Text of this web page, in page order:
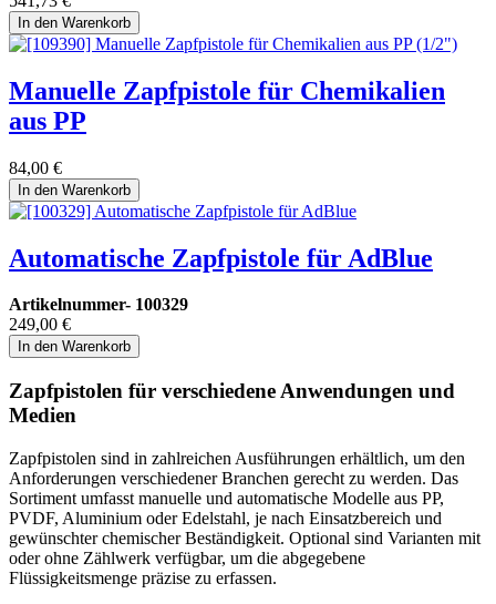
In den Warenkorb
Manuelle Zapfpistole für Chemikalien
aus PP
84,00 €
In den Warenkorb
Automatische Zapfpistole für AdBlue
Artikelnummer- 100329
249,00 €
In den Warenkorb
Zapfpistolen für verschiedene Anwendungen und
Medien
Zapfpistolen sind in zahlreichen Ausführungen erhältlich, um den
Anforderungen verschiedener Branchen gerecht zu werden. Das
Sortiment umfasst manuelle und automatische Modelle aus PP,
PVDF, Aluminium oder Edelstahl, je nach Einsatzbereich und
gewünschter chemischer Beständigkeit. Optional sind Varianten mit
oder ohne Zählwerk verfügbar, um die abgegebene
Flüssigkeitsmenge präzise zu erfassen.